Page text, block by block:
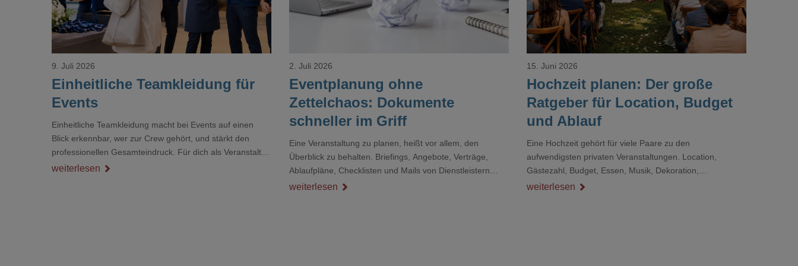
Einheitliche Teamkleidung für
Events
9. Juli 2026
Einheitliche Teamkleidung macht bei Events auf einen
Blick erkennbar, wer zur Crew gehört, und stärkt den
professionellen Gesamteindruck. Für dich als Veranstalter
ist das kein Nebenthema: Bei Textilien mit Stickerei oder
weiterlesen
Eventplanung ohne
Zettelchaos: Dokumente
schneller im Griff
2. Juli 2026
Eine Veranstaltung zu planen, heißt vor allem, den
Überblick zu behalten. Briefings, Angebote, Verträge,
Ablaufpläne, Checklisten und Mails von Dienstleistern
sammeln sich rasch zu einem unübersichtlichen Stapel.
weiterlesen
Hochzeit planen: Der große
Ratgeber für Location, Budget
und Ablauf
15. Juni 2026
Eine Hochzeit gehört für viele Paare zu den
aufwendigsten privaten Veranstaltungen. Location,
Gästezahl, Budget, Essen, Musik, Dekoration,
Dienstleister und Ablauf müssen zusammenpassen, damit
weiterlesen